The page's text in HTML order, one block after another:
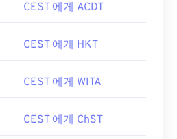
CEST 에게 ACDT
CEST 에게 HKT
CEST 에게 WITA
CEST 에게 ChST